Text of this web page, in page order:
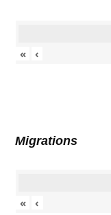
« ‹
Migrations
« ‹